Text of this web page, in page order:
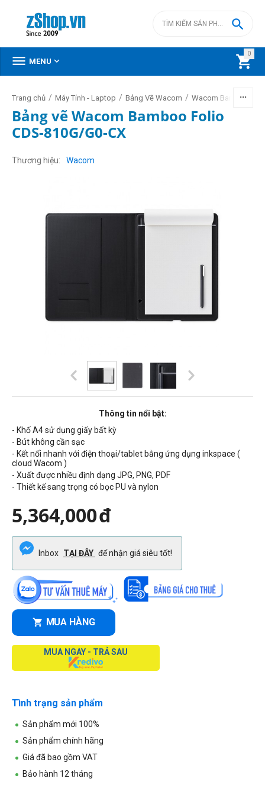
0


 MENU 
Trang chủ / Máy Tính - Laptop / Bảng Vẽ Wacom / Wacom Bamboo
Bảng vẽ Wacom Bamboo Folio
CDS-810G/G0-CX
Thương hiệu Wacom
Thông tin nổi bật:
- Khố A4 sử dụng giấy bất kỳ
- Bút không cần sạc
- Kết nối nhanh với điện thoại/tablet bằng ứng dụng inkspace (
cloud Wacom )
- Xuất được nhiều định dạng JPG, PNG, PDF
- Thiết kế sang trọng có bọc PU và nylon
5,364,000đ
Inbox TẠI ĐÂY để nhận giá siêu tốt!
MUA HÀNG
MUA NGAY - TRẢ SAU
Tình trạng sản phẩm
Sản phẩm mới 100%
Sản phẩm chính hãng
Giá đã bao gồm VAT
Bảo hành 12 tháng